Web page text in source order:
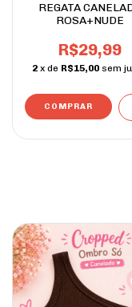
REGATA
ROSA+NUDE
R$29,99
2 x de R$15,00 sem
COMPRAR